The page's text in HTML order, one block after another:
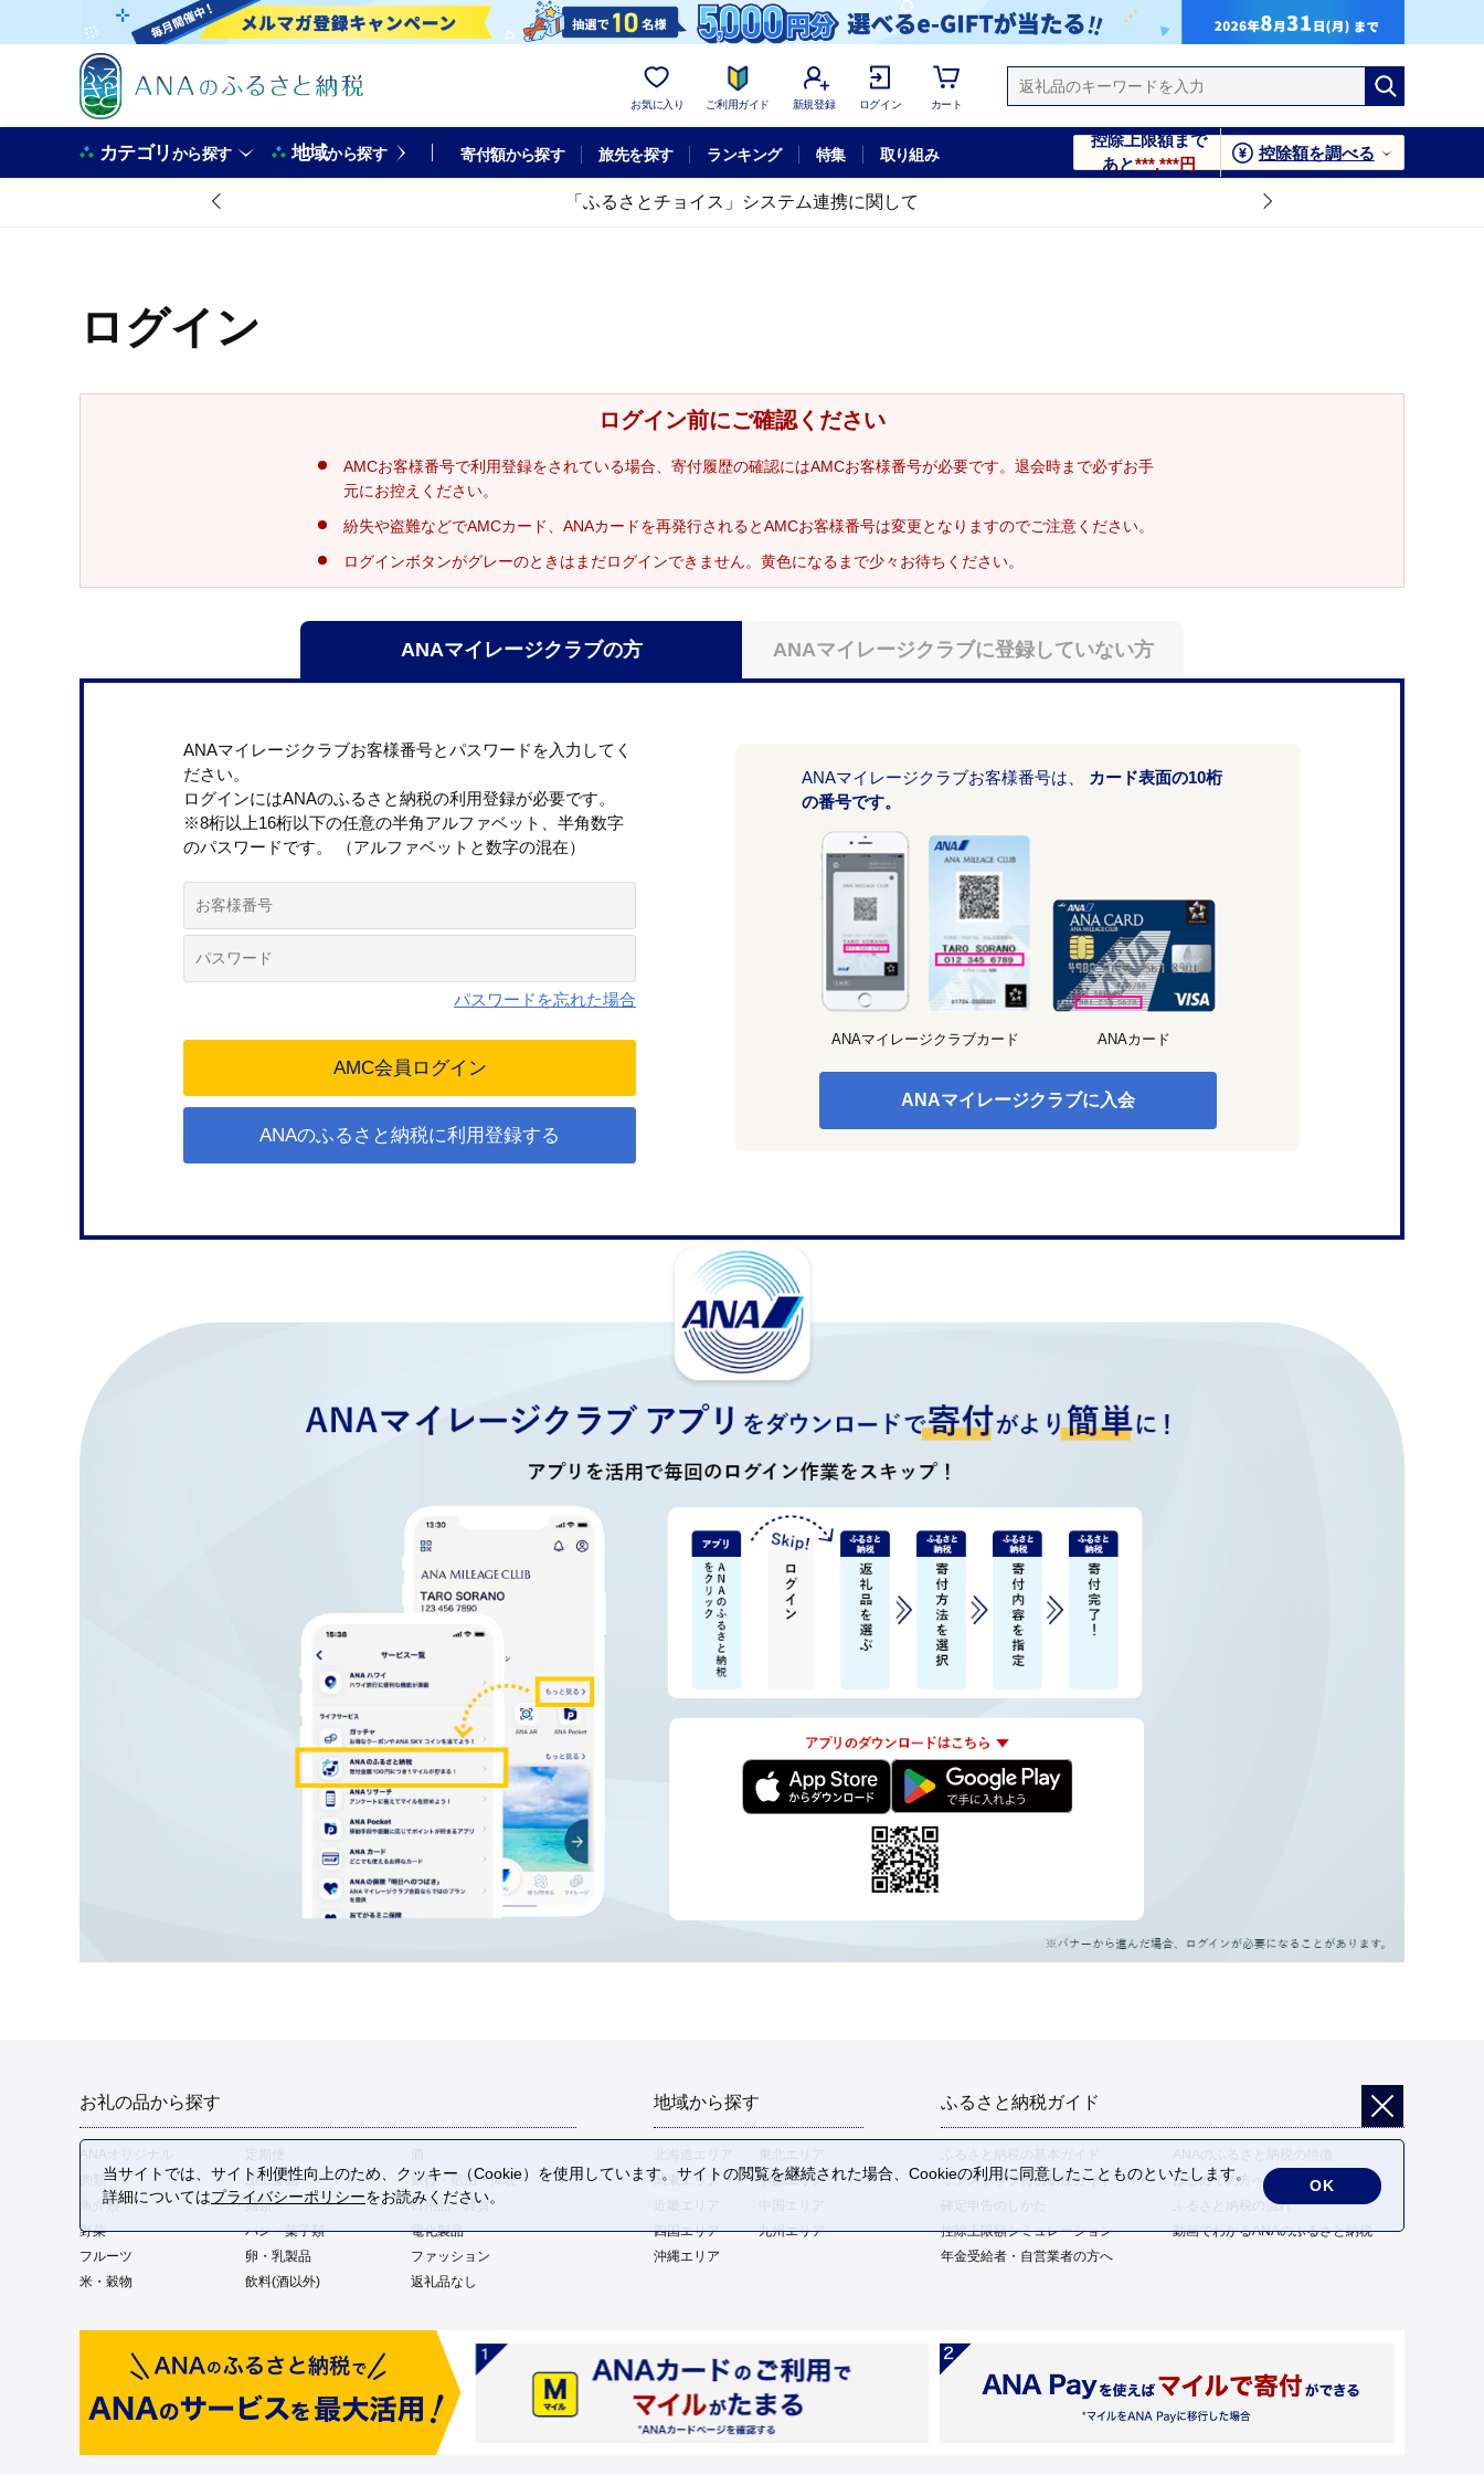
お気に入り ご利用ガイド 新規登録 ログイン カート
カテゴリから探す 地域から探す 寄付額から探す 旅先を探す ランキング 特集 取り組み
控除上限額まで
あと***,***円
控除額を調べる
「ふるさとチョイス」システム連携に関して
ログイン
ログイン前にご確認ください
AMCお客様番号で利用登録をされている場合、寄付履歴の確認にはAMCお客様番号が必要です。退会時まで必ずお手
元にお控えください。
紛失や盗難などでAMCカード、ANAカードを再発行されるとAMCお客様番号は変更となりますのでご注意ください。
ログインボタンがグレーのときはまだログインできません。黄色になるまで少々お待ちください。
ANAマイレージクラブの方 ANAマイレージクラブに登録していない方
ANAマイレージクラブお客様番号とパスワードを入力してく
ださい。
ログインにはANAのふるさと納税の利用登録が必要です。
※8桁以上16桁以下の任意の半角アルファベット、半角数字
のパスワードです。 （アルファベットと数字の混在）
パスワードを忘れた場合
ANAのふるさと納税に利用登録する
ANAマイレージクラブお客様番号は、
カード表面の10桁
の番号です。
ANAマイレージクラブカード ANAカード
ANAマイレージクラブに入会
お礼の品から探す
肉類
加工食品
旅行・宿泊・体験
魚介類
麺類
日用品・雑貨
野菜
パン・菓子類
電化製品
フルーツ
卵・乳製品
ファッション
米・穀物
飲料(酒以外) 返礼品なし
地域から探す
関東エリア
中部エリア
四国エリア
九州エリア
沖縄エリア
ふるさと納税ガイド
ふるさと納税の基本ガイド
ANAのふるさと納税の特徴
ワンストップ特例制度ガイド
はじめての方へ
ふるさと納税の流れ
控除上限額シミュレーション
動画でわかるANAのふるさと納税
年金受給者・自営業者の方へ
当サイトでは、サイト利便性向上のため、クッキー（Cookie）を使用しています。サイトの閲覧を継続された場合、Cookieの利用に同意したことものといたします。
詳細についてはプライバシーポリシーをお読みください。
OK